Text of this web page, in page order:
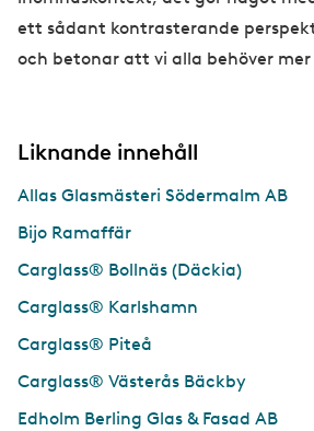
ett sådant kontrasterande
och betonar att vi alla behöver mer
Liknande innehåll
Allas Glasmästeri Södermalm AB
Bijo Ramaffär
Carglass® Bollnäs (Däckia)
Carglass® Karlshamn
Carglass® Piteå
Carglass® Västerås Bäckby
Edholm Berling Glas & Fasad AB